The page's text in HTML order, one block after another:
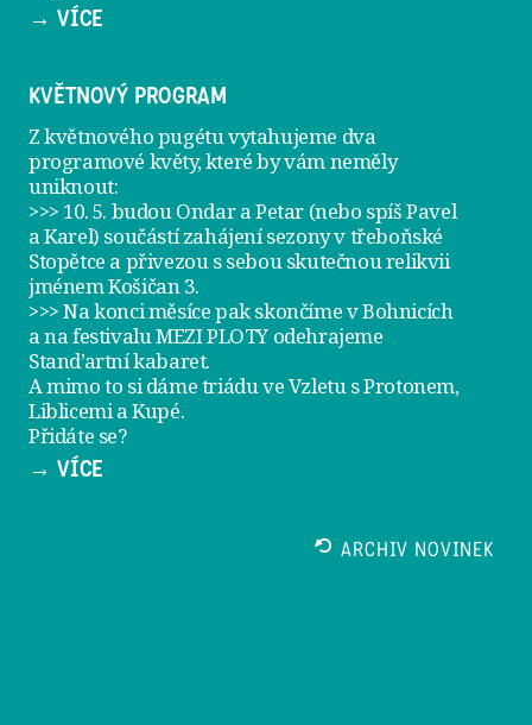
→ VÍCE
KVĚTNOVÝ PROGRAM
Z květnového pugétu vytahujeme dva
programové květy, které by vám neměly
uniknout:
>>> 10. 5. budou Ondar a Petar (nebo spíš Pavel
a Karel) součástí zahájení sezony vtřeboňské
Stopětce a přivezou s sebou skutečnou relikvii
jménemKošičan 3.
>>> Na konci měsíce pak skončíme v Bohnicích
a na festivaluMEZI PLOTY odehrajeme
Stand’artní kabaret.
A mimo to si dámetriádu ve Vzletu s Protonem,
Liblicemi a Kupé.
Přidáte se?
→ VÍCE
ARCHIV NOVINEK